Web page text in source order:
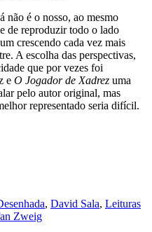
não é o nosso, ao mesmo
de reproduzir todo o lado
crescendo cada vez mais
A escolha das perspectivas,
que por vezes foi
e O Jogador de Xadrez uma
pelo autor original, mas
representado seria difícil.
, David Sala, Leituras
Zweig